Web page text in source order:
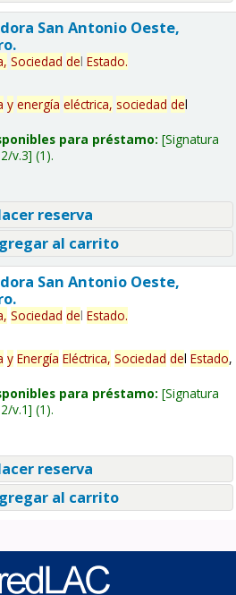
San Antonio Oeste,
Sociedad del Estado.
y energía eléctrica, sociedad del
para préstamo: Signatura
v.3 (1).
reserva
al carrito
San Antonio Oeste,
Sociedad del Estado.
y Energía Eléctrica, Sociedad del Estado,
para préstamo: Signatura
v.1 (1).
reserva
al carrito